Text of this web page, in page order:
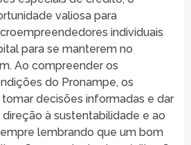
valiosa para
individuais
para se manterem no
Ao compreender os
do Pronampe, os
decisões informadas e dar
à sustentabilidade e ao
lembrando que um bom